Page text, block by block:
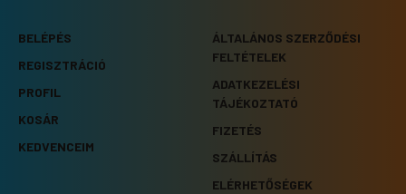
BELÉPÉS
REGISZTRÁCIÓ
PROFIL
KOSÁR
KEDVENCEIM
ÁLTALÁNOS SZERZŐDÉSI
FELTÉTELEK
ADATKEZELÉSI
TÁJÉKOZTATÓ
FIZETÉS
SZÁLLÍTÁS
ELÉRHETŐSÉGEK